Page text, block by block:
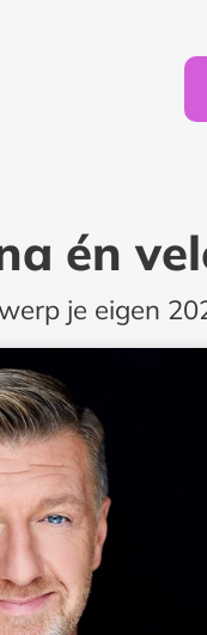
én
je eigen